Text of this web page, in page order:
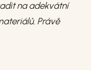
na adekvátní
Právě